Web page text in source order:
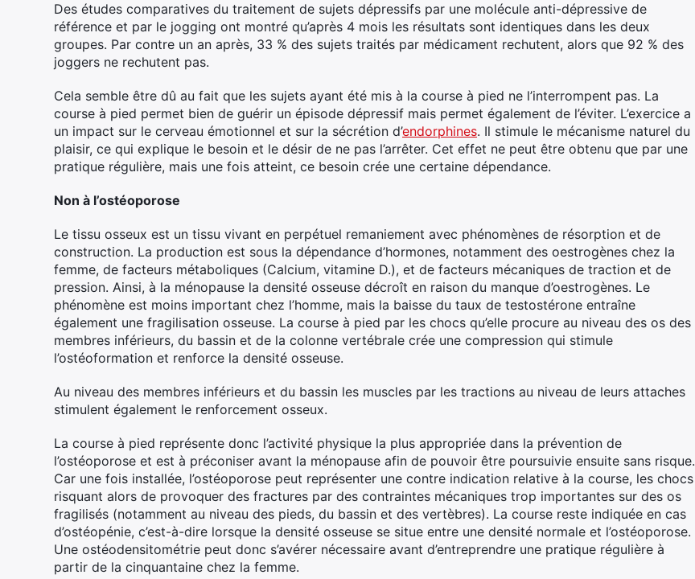
Des études comparatives du traitement de sujets dépressifs par une molécule anti-dépressive de
référence et par le jogging ont montré qu’après 4 mois les résultats sont identiques dans les deux
groupes. Par contre un an après, 33 % des sujets traités par médicament rechutent, alors que 92 % des
joggers ne rechutent pas.
Cela semble être dû au fait que les sujets ayant été mis à la course à pied ne l’interrompent pas. La
course à pied permet bien de guérir un épisode dépressif mais permet également de l’éviter. L’exercice a
un impact sur le cerveau émotionnel et sur la sécrétion d’endorphines. Il stimule le mécanisme naturel du
plaisir, ce qui explique le besoin et le désir de ne pas l’arrêter. Cet effet ne peut être obtenu que par une
pratique régulière, mais une fois atteint, ce besoin crée une certaine dépendance.
Non à l’ostéoporose
Le tissu osseux est un tissu vivant en perpétuel remaniement avec phénomènes de résorption et de
construction. La production est sous la dépendance d’hormones, notamment des oestrogènes chez la
femme, de facteurs métaboliques (Calcium, vitamine D.), et de facteurs mécaniques de traction et de
pression. Ainsi, à la ménopause la densité osseuse décroît en raison du manque d’oestrogènes. Le
phénomène est moins important chez l’homme, mais la baisse du taux de testostérone entraîne
également une fragilisation osseuse. La course à pied par les chocs qu’elle procure au niveau des os des
membres inférieurs, du bassin et de la colonne vertébrale crée une compression qui stimule
l’ostéoformation et renforce la densité osseuse.
Au niveau des membres inférieurs et du bassin les muscles par les tractions au niveau de leurs attaches
stimulent également le renforcement osseux.
La course à pied représente donc l’activité physique la plus appropriée dans la prévention de
l’ostéoporose et est à préconiser avant la ménopause afin de pouvoir être poursuivie ensuite sans risque.
Car une fois installée, l’ostéoporose peut représenter une contre indication relative à la course, les chocs
risquant alors de provoquer des fractures par des contraintes mécaniques trop importantes sur des os
fragilisés (notamment au niveau des pieds, du bassin et des vertèbres). La course reste indiquée en cas
d’ostéopénie, c’est-à-dire lorsque la densité osseuse se situe entre une densité normale et l’ostéoporose.
Une ostéodensitométrie peut donc s’avérer nécessaire avant d’entreprendre une pratique régulière à
partir de la cinquantaine chez la femme.